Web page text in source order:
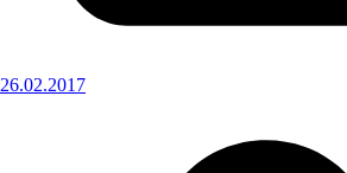
26.02.2017